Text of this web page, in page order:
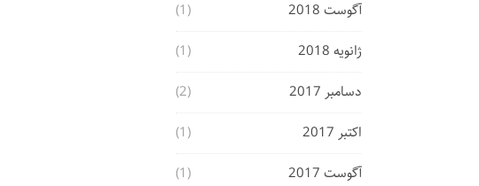
آگوست 2018
(1)
ژانویه 2018
(1)
دسامبر 2017
(2)
اکتبر 2017
(1)
آگوست 2017
(1)